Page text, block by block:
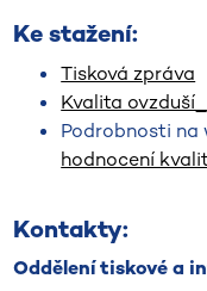
Ke stažení:
Tisková zpráva
Kvalita
Podrobnosti na
hodnocení
Kontakty:
Oddělení tiskové a